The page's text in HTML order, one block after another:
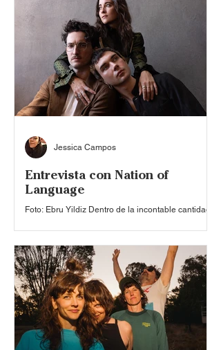
caracterizado por su voz grave, atmósferas
introspectivas y una sensibilidad emocional poco
común. Su música desafía las etiquetas de género
y se distingue por su riqueza armónica y su
enfoque profund
Entrevista con Nation of
Language
Foto: Ebru Yildiz Dentro de la incontable cantidad
existen agrupaciones como Nation of Language
que bien podrían formar parte de la música que
elegimos escuchar todos los días, ya que sus
brillantes melodías se sienten como el abrazo
cálido de un desconocido, que llega sin avisar un
día por la ciudad. Siendo originarios de Brooklyn,
Nueva York, la banda tuvo su debut discográfico en
2020 con
Jessica Campos